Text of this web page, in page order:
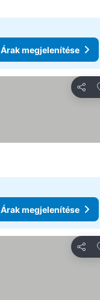
Árak megjelenítése
Árak megjelenítése